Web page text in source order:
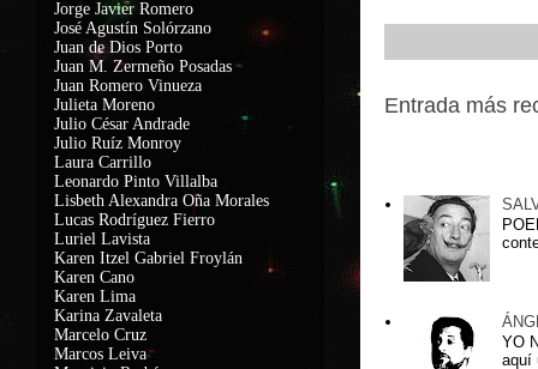
Entrada más
YO
aquí
Jorge Javier Romero
José Agustín Solórzano
Juan de Dios Porto
Juan M. Zermeño Posadas
Juan Romero Vinueza
Julieta Moreno
Julio César Andrade
Julio Ruíz Monroy
Laura Carrillo
Leonardo Pinto Villalba
Lisbeth Alexandra Oña Morales
Lucas Rodríguez Fierro
Luriel Lavista
Karen Itzel Gabriel Froylán
Karen Cano
Karen Lima
Karina Zavaleta
Marcelo Cruz
Marcos Leiva